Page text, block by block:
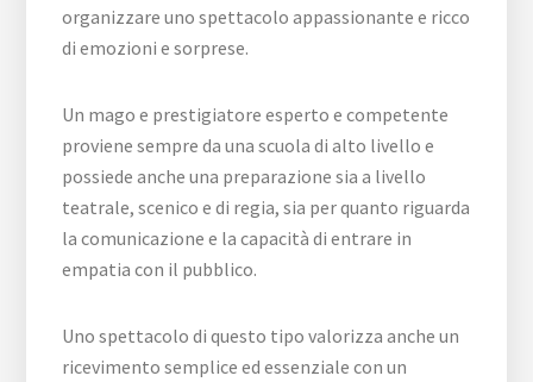
organizzare uno spettacolo appassionante e ricco
di emozioni e sorprese.
Un mago e prestigiatore esperto e competente
proviene sempre da una scuola di alto livello e
possiede anche una preparazione sia a livello
teatrale, scenico e di regia, sia per quanto riguarda
la comunicazione e la capacità di entrare in
empatia con il pubblico.
Uno spettacolo di questo tipo valorizza anche un
ricevimento semplice ed essenziale con un